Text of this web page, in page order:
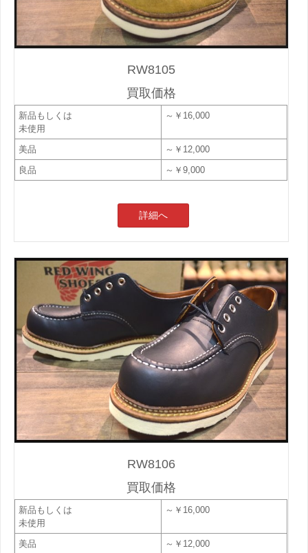
RW8105
買取価格
新品もしくは
未使用
～￥16,000
美品
～￥12,000
良品
～￥9,000
詳細へ
RW8106
買取価格
新品もしくは
未使用
～￥16,000
美品
～￥12,000